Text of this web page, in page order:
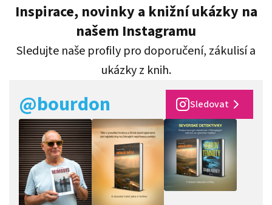
Inspirace, novinky a knižní ukázky na
našem Instagramu
Sledujte naše profily pro doporučení, zákulisí a
ukázky z knih.
@bourdon Sledovat